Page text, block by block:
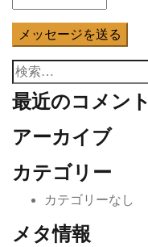
検
索:
最近のコメント
アーカイブ
カテゴリー
カテゴリーなし
メタ情報